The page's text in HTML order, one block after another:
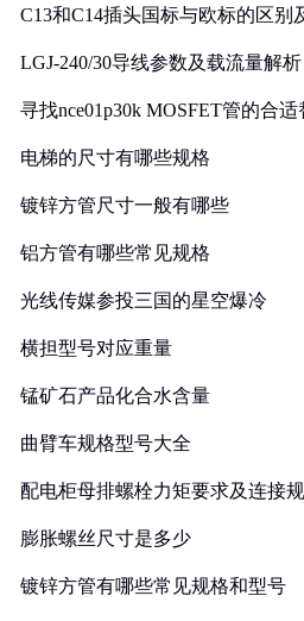
C13和C14插头国标与欧标的区别
LGJ-240/30导线参数及载流量解析
寻找nce01p30k MOSFET管的合
电梯的尺寸有哪些规格
镀锌方管尺寸一般有哪些
铝方管有哪些常见规格
光线传媒参投三国的星空爆冷
横担型号对应重量
锰矿石产品化合水含量
曲臂车规格型号大全
配电柜母排螺栓力矩要求及连接
膨胀螺丝尺寸是多少
镀锌方管有哪些常见规格和型号